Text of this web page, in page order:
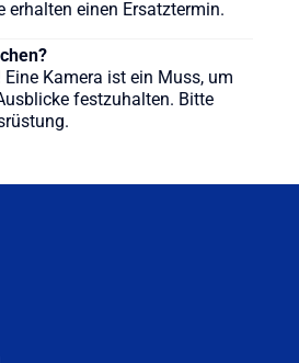
erhalten einen Ersatztermin.
Kamera ist ein Muss, um
festzuhalten. Bitte